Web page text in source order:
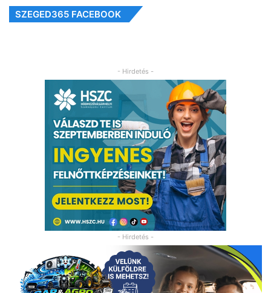
SZEGED365 FACEBOOK
- Hirdetés -
- Hirdetés -